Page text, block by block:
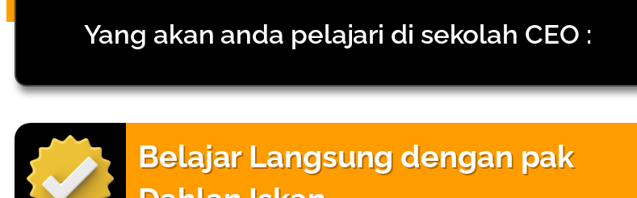
Yang akan anda pelajari di sekolah CEO :
Belajar Langsung dengan pak